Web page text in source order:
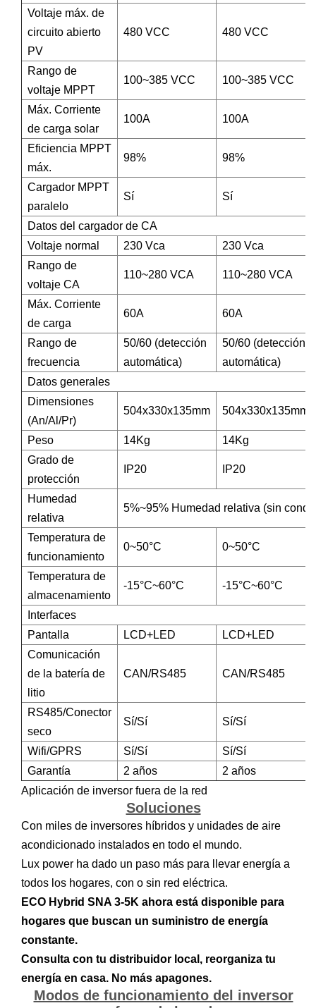
Voltaje máx. de
circuito abierto
PV
480 VCC 480 VCC
Rango de
voltaje MPPT
100~385 VCC 100~385 VCC
Máx. Corriente
de carga solar
100A 100A
Eficiencia MPPT
máx.
98% 98%
Cargador MPPT
paralelo
Sí Sí
Datos del cargador de CA
Voltaje normal
230 Vca
230 Vca
Rango de
voltaje CA
110~280 VCA 110~280 VCA
Máx. Corriente
de carga
60A 60A
Rango de
frecuencia
50/60 (detección
automática)
50/60 (detección
automática)
Datos generales
Dimensiones
(An/Al/Pr)
504x330x135mm 504x330x135mm
Peso 14Kg
14Kg
Grado de
protección
IP20 IP20
Humedad
relativa
5%~95% Humedad relativa (sin
Temperatura de
funcionamiento
0~50°C 0~50°C
Temperatura de
almacenamiento
-15°C~60°C -15°C~60°C
Interfaces
Pantalla
LCD+LED
LCD+LED
Comunicación
de la batería de
litio
CAN/RS485 CAN/RS485
RS485/Conector
seco
Sí/Sí Sí/Sí
Wifi/GPRS Sí/Sí
Sí/Sí
Garantía
2 años
2 años
Aplicación de inversor fuera de la red
Soluciones
Con miles de inversores híbridos y unidades de aire
acondicionado instalados en todo el mundo.
Lux power ha dado un paso más para llevar energía a
todos los hogares, con o sin red eléctrica.
ECO Hybrid SNA 3-5K ahora está disponible para
hogares que buscan un suministro de energía
constante.
Consulta con tu distribuidor local, reorganiza tu
energía en casa. No más apagones.
Modos de funcionamiento del inversor